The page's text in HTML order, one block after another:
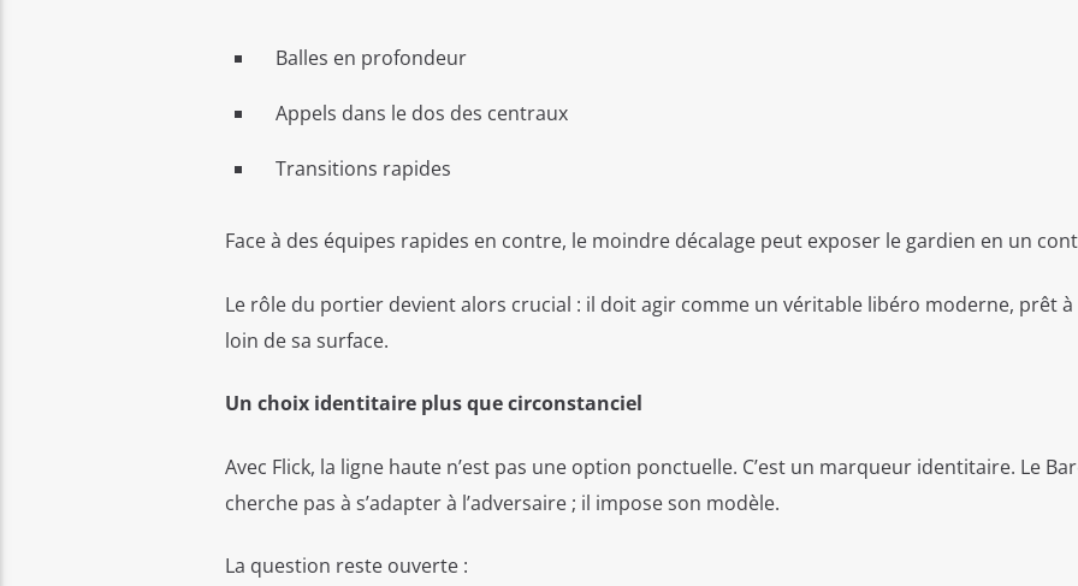
Balles en profondeur
Appels dans le dos des centraux
Transitions rapides
Face à des équipes rapides en contre, le moindre décalage peut exposer le gardien en un
Le rôle du portier devient alors crucial : il doit agir comme un véritable libéro moderne, prêt
loin de sa surface.
Un choix identitaire plus que circonstanciel
Avec Flick, la ligne haute n’est pas une option ponctuelle. C’est un marqueur identitaire. Le
cherche pas à s’adapter à l’adversaire ; il impose son modèle.
La question reste ouverte :